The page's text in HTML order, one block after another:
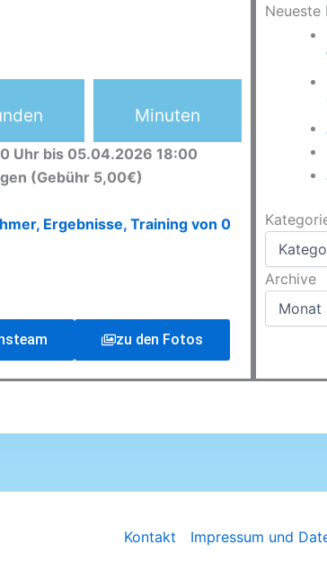
Minuten
Uhr bis 05.04.2026 18:00
(Gebühr 5,00€)
Ergebnisse, Training von 0
zu den Fotos
Neueste
Kategorien
Archive
Archive
Kontakt Impressum und